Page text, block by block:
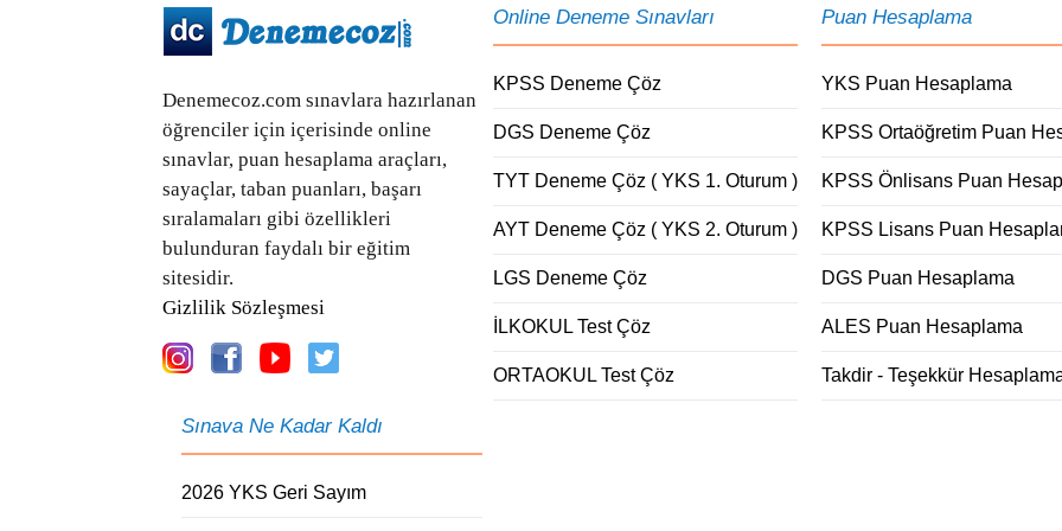
Denemecoz.com sınavlara hazırlanan
öğrenciler için içerisinde online
sınavlar, puan hesaplama araçları,
sayaçlar, taban puanları, başarı
sıralamaları gibi özellikleri
bulunduran faydalı bir eğitim
sitesidir.
Gizlilik Sözleşmesi
Online Deneme Sınavları
KPSS Deneme Çöz
DGS Deneme Çöz
TYT Deneme Çöz ( YKS 1. Oturum )
AYT Deneme Çöz ( YKS 2. Oturum )
LGS Deneme Çöz
İLKOKUL Test Çöz
ORTAOKUL Test Çöz
Puan Hesaplama
YKS Puan Hesaplama
KPSS Ortaöğretim Puan
KPSS Önlisans Puan
KPSS Lisans Puan
DGS Puan Hesaplama
ALES Puan Hesaplama
Takdir - Teşekkür
Sınava Ne Kadar Kaldı
2026 YKS Geri Sayım